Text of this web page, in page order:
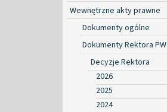
Wewnętrzne akty prawne
Dokumenty ogólne
Dokumenty Rektora PW
Decyzje Rektora
2026
2025
2024